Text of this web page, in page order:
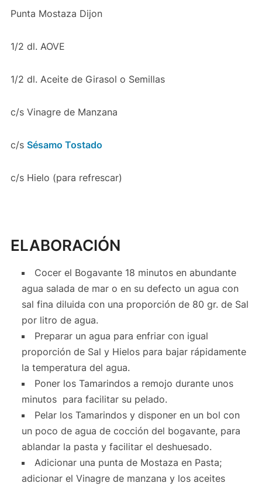
Punta Mostaza Dijon
1/2 dl. AOVE
1/2 dl. Aceite de Girasol o Semillas
c/s Vinagre de Manzana
c/s Sésamo Tostado
c/s Hielo (para refrescar)
ELABORACIÓN
Cocer el Bogavante 18 minutos en abundante
agua salada de mar o en su defecto un agua con
sal fina diluida con una proporción de 80 gr. de Sal
por litro de agua.
Preparar un agua para enfriar con igual
proporción de Sal y Hielos para bajar rápidamente
la temperatura del agua.
Poner los Tamarindos a remojo durante unos
minutos para facilitar su pelado.
Pelar los Tamarindos y disponer en un bol con
un poco de agua de cocción del bogavante, para
ablandar la pasta y facilitar el deshuesado.
Adicionar una punta de Mostaza en Pasta;
adicionar el Vinagre de manzana y los aceites